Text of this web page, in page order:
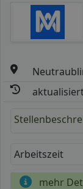
Arbeitszeit
mehr